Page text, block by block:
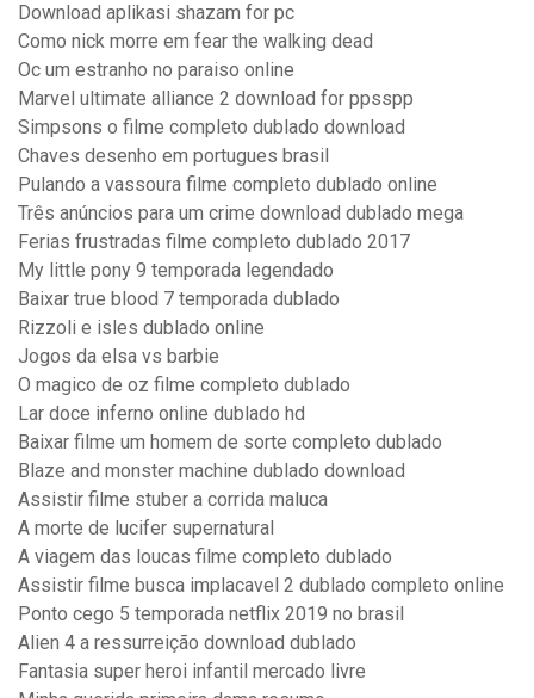
Download aplikasi shazam for pc
Como nick morre em fear the walking dead
Oc um estranho no paraiso online
Marvel ultimate alliance 2 download for ppsspp
Simpsons o filme completo dublado download
Chaves desenho em portugues brasil
Pulando a vassoura filme completo dublado online
Três anúncios para um crime download dublado mega
Ferias frustradas filme completo dublado 2017
My little pony 9 temporada legendado
Baixar true blood 7 temporada dublado
Rizzoli e isles dublado online
Jogos da elsa vs barbie
O magico de oz filme completo dublado
Lar doce inferno online dublado hd
Baixar filme um homem de sorte completo dublado
Blaze and monster machine dublado download
Assistir filme stuber a corrida maluca
A morte de lucifer supernatural
A viagem das loucas filme completo dublado
Assistir filme busca implacavel 2 dublado completo online
Ponto cego 5 temporada netflix 2019 no brasil
Alien 4 a ressurreição download dublado
Fantasia super heroi infantil mercado livre